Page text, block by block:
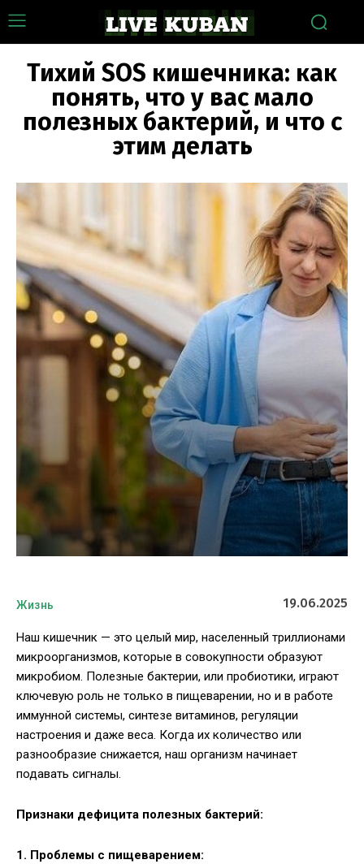
Тихий SOS кишечника: как
понять, что у вас мало
полезных бактерий, и что с
этим делать
Жизнь 19.06.2025
Наш кишечник — это целый мир, населенный триллионами
микроорганизмов, которые в совокупности образуют
микробиом. Полезные бактерии, или пробиотики, играют
ключевую роль не только в пищеварении, но и в работе
иммунной системы, синтезе витаминов, регуляции
настроения и даже веса. Когда их количество или
разнообразие снижается, наш организм начинает
подавать сигналы.
Признаки дефицита полезных бактерий:
1. Проблемы с пищеварением: